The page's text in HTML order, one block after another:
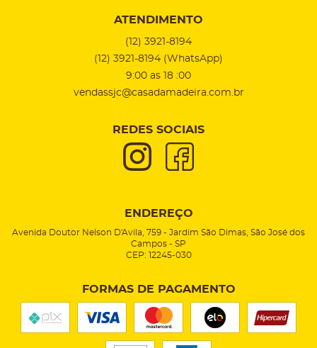
ATENDIMENTO
(12) 3921-8194
(12) 3921-8194 (WhatsApp)
9:00 as 18 :00
vendassjc@casadamadeira.com.br
REDES SOCIAIS
ENDEREÇO
Avenida Doutor Nelson D'Avila, 759 - Jardim São Dimas, São José dos
Campos - SP
CEP: 12245-030
FORMAS DE PAGAMENTO